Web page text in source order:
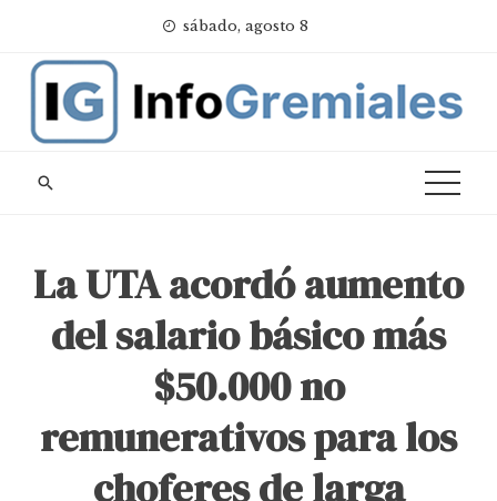
content
sábado, agosto 8
La UTA acordó aumento
del salario básico más
$50.000 no
remunerativos para los
choferes de larga